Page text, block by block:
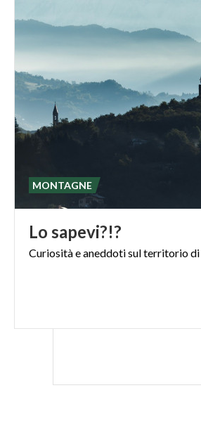
Lo sapevi?!?
Curiositàeaneddotisulterritoriodi
MONTAGNE